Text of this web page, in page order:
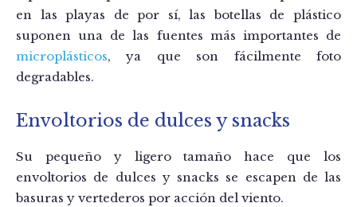
en las playas de por sí, las botellas de plástico
suponen una de las fuentes más importantes de
microplásticos, ya que son fácilmente foto
degradables.
Envoltorios de dulces y snacks
Su pequeño y ligero tamaño hace que los
envoltorios de dulces y snacks se escapen de las
basuras y vertederos por acción del viento.